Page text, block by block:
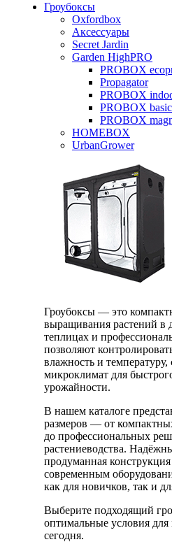
Гроубоксы
Oxfordbox
Аксессуары
Secret Jardin
Garden HighPRO
PROBOX
Propagator
PROBOX
PROBOX basic
PROBOX
HOMEBOX
UrbanGrower
Гроубоксы — это
выращивания растений в
теплицах и
позволяют
влажность и температуру,
микроклимат для
урожайности.
В нашем каталоге
размеров — от
до профессиональных
растениеводства.
продуманная
современным
как для новичков, так и
Выберите подходящий
оптимальные условия
сегодня.